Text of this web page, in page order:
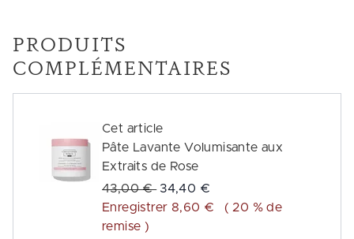
PRODUITS
COMPLÉMENTAIRES
Cet article
Pâte Lavante Volumisante aux
Extraits de Rose
Prix de vente :
43,00 € Prix ​​actuel :
34,40 €
Enregistrer 8,60 €
( 20 % de
remise )